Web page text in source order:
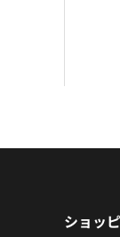
ショッ